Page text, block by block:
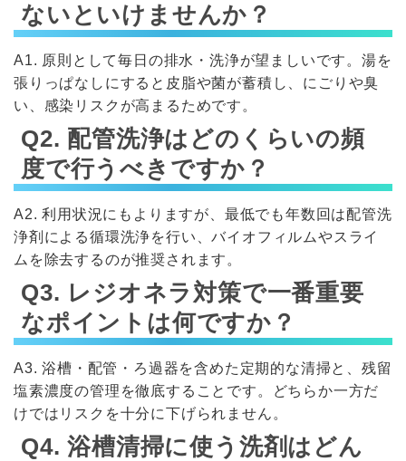
ないといけませんか？
A1. 原則として毎日の排水・洗浄が望ましいです。湯を
張りっぱなしにすると皮脂や菌が蓄積し、にごりや臭
い、感染リスクが高まるためです。
Q2. 配管洗浄はどのくらいの頻
度で行うべきですか？
A2. 利用状況にもよりますが、最低でも年数回は配管洗
浄剤による循環洗浄を行い、バイオフィルムやスライ
ムを除去するのが推奨されます。
Q3. レジオネラ対策で一番重要
なポイントは何ですか？
A3. 浴槽・配管・ろ過器を含めた定期的な清掃と、残留
塩素濃度の管理を徹底することです。どちらか一方だ
けではリスクを十分に下げられません。
Q4. 浴槽清掃に使う洗剤はどん